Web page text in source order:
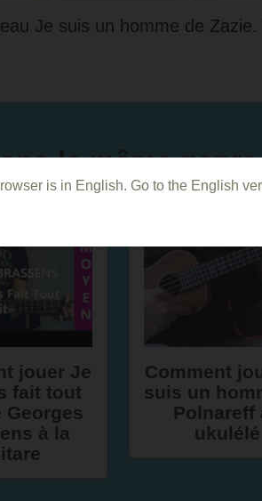
Je suis un homme de
le même genre
jouer Je
fait tout
Georges
à la
Comment
suis un
Polnareff
ukulélé
is in English. Go to the English